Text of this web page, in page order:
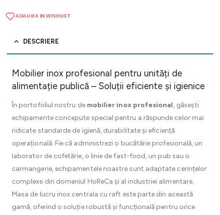
ADAUGA IN WISHLIST
DESCRIERE
Mobilier inox profesional pentru unități de
alimentație publică – Soluții eficiente și igienice
În portofoliul nostru de mobilier inox profesional, găsești
echipamente concepute special pentru a răspunde celor mai
ridicate standarde de igienă, durabilitate și eficiență
operațională. Fie că administrezi o bucătărie profesională, un
laborator de cofetărie, o linie de fast-food, un pub sau o
carmangerie, echipamentele noastre sunt adaptate cerințelor
complexe din domeniul HoReCa și al industriei alimentare.
Masa de lucru inox centrala cu raft este parte din această
gamă, oferind o soluție robustă și funcțională pentru orice